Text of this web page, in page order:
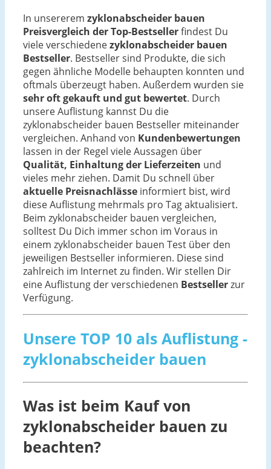
In unsererem zyklonabscheider bauen
Preisvergleich der Top-Bestsellerfindest Du
viele verschiedenezyklonabscheider bauen
Bestseller. Bestseller sind Produkte, die sich
gegen ähnliche Modelle behaupten konnten und
oftmals überzeugt haben. Außerdem wurden sie
sehr oft gekauft und gut bewertet. Durch
unsere Auflistung kannst Du die
zyklonabscheider bauen Bestseller miteinander
vergleichen. Anhand von Kundenbewertungen
lassen in der Regel viele Aussagen über
Qualität, Einhaltung der Lieferzeiten und
vieles mehr ziehen. Damit Du schnell über
aktuelle Preisnachlässe informiert bist, wird
diese Auflistung mehrmals pro Tag aktualisiert.
Beim zyklonabscheider bauen vergleichen,
solltest Du Dich immer schon im Voraus in
einem zyklonabscheider bauen Test über den
jeweiligen Bestseller informieren. Diese sind
zahlreich im Internet zu finden. Wir stellen Dir
eine Auflistung der verschiedenen Bestsellerzur
Verfügung.
Unsere TOP 10 als Auflistung -
zyklonabscheider bauen
Was ist beim Kauf von
zyklonabscheider bauen zu
beachten?